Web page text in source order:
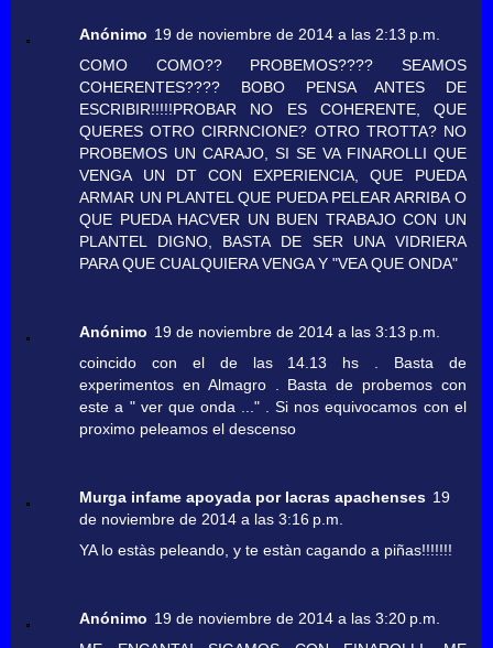
Anónimo 19 de noviembre de 2014 a las 2:13 p.m.
COMO COMO?? PROBEMOS???? SEAMOS
COHERENTES???? BOBO PENSA ANTES DE
ESCRIBIR!!!!!PROBAR NO ES COHERENTE, QUE
QUERES OTRO CIRRNCIONE? OTRO TROTTA? NO
PROBEMOS UN CARAJO, SI SE VA FINAROLLI QUE
VENGA UN DT CON EXPERIENCIA, QUE PUEDA
ARMAR UN PLANTEL QUE PUEDA PELEAR ARRIBA O
QUE PUEDA HACVER UN BUEN TRABAJO CON UN
PLANTEL DIGNO, BASTA DE SER UNA VIDRIERA
PARA QUE CUALQUIERA VENGA Y "VEA QUE ONDA"
Anónimo 19 de noviembre de 2014 a las 3:13 p.m.
coincido con el de las 14.13 hs . Basta de
experimentos en Almagro . Basta de probemos con
este a " ver que onda ..." . Si nos equivocamos con el
proximo peleamos el descenso
Murga infame apoyada por lacras apachenses 19
de noviembre de 2014 a las 3:16 p.m.
YA lo estàs peleando, y te estàn cagando a piñas!!!!!!!
Anónimo 19 de noviembre de 2014 a las 3:20 p.m.